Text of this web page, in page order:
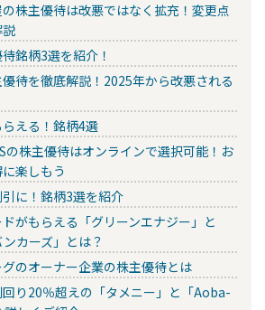
株主優待は改悪ではなく拡充！変更点
銘柄3選を紹介！
待を徹底解説！2025年から改悪される
える！銘柄4選
株主優待はオンラインで選択可能！お
楽しもう
に！銘柄3選を紹介
がもらえる「グリーンエナジー」と
カーズ」とは？
のオーナー企業の株主優待とは
回り20％超えの「タメニー」と「Aoba-